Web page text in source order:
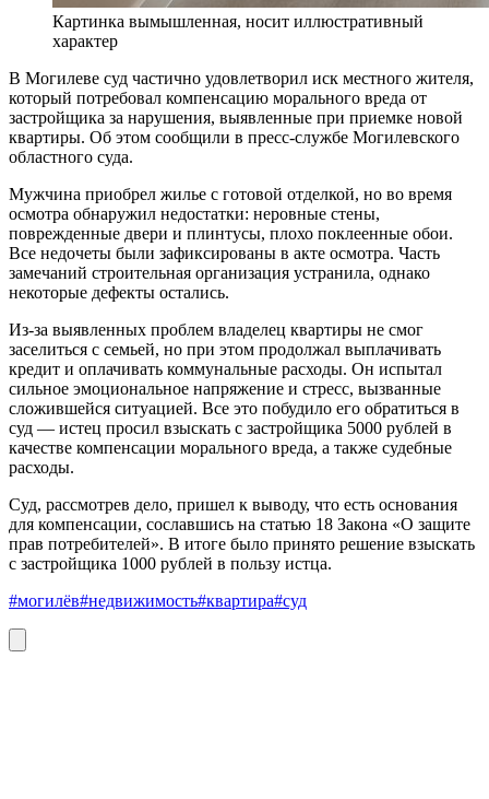
Картинка вымышленная, носит иллюстративный
характер
В Могилеве суд частично удовлетворил иск местного жителя,
который потребовал компенсацию морального вреда от
застройщика за нарушения, выявленные при приемке новой
квартиры. Об этом сообщили в пресс-службе Могилевского
областного суда.
Мужчина приобрел жилье с готовой отделкой, но во время
осмотра обнаружил недостатки: неровные стены,
поврежденные двери и плинтусы, плохо поклеенные обои.
Все недочеты были зафиксированы в акте осмотра. Часть
замечаний строительная организация устранила, однако
некоторые дефекты остались.
Из-за выявленных проблем владелец квартиры не смог
заселиться с семьей, но при этом продолжал выплачивать
кредит и оплачивать коммунальные расходы. Он испытал
сильное эмоциональное напряжение и стресс, вызванные
сложившейся ситуацией. Все это побудило его обратиться в
суд — истец просил взыскать с застройщика 5000 рублей в
качестве компенсации морального вреда, а также судебные
расходы.
Суд, рассмотрев дело, пришел к выводу, что есть основания
для компенсации, сославшись на статью 18 Закона «О защите
прав потребителей». В итоге было принято решение взыскать
с застройщика 1000 рублей в пользу истца.
#могилёв#недвижимость#квартира#суд